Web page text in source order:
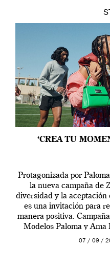
‘CREA TU
Protagonizada por
la nueva campaña de
diversidad y la aceptación
es una invitación para
manera positiva.
Modelos Paloma y Ama
outfit, cada07 / 09 /